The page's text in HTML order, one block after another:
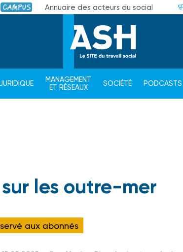
Campus Annuaire des acteurs du social
MANAGEMENT
ET RÉSEAUX
SOCIÉTÉ PODCASTS
les outre-mer
aux abonnés